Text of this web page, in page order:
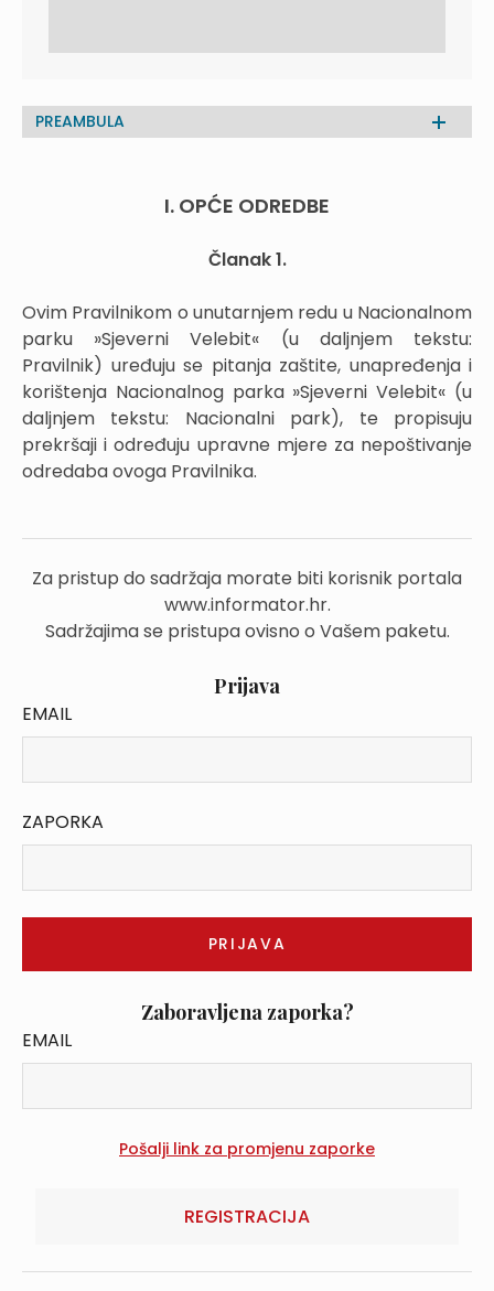
PREAMBULA
I. OPĆE ODREDBE
Članak 1.
Ovim Pravilnikom o unutarnjem redu u Nacionalnom
parku »Sjeverni Velebit« (u daljnjem tekstu:
Pravilnik) uređuju se pitanja zaštite, unapređenja i
korištenja Nacionalnog parka »Sjeverni Velebit« (u
daljnjem tekstu: Nacionalni park), te propisuju
prekršaji i određuju upravne mjere za nepoštivanje
odredaba ovoga Pravilnika.
Za pristup do sadržaja morate biti korisnik portala
www.informator.hr.
Sadržajima se pristupa ovisno o Vašem paketu.
Prijava
EMAIL
ZAPORKA
Zaboravljena zaporka?
EMAIL
REGISTRACIJA